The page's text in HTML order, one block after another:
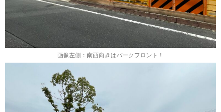
画像左側：南西向きはパークフロント！